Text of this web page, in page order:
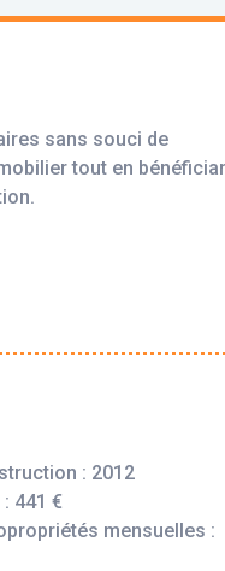
sans souci de
tout en
professionnel
des loyers dès
et optimisée
: 2012
441 €
mensuelles :